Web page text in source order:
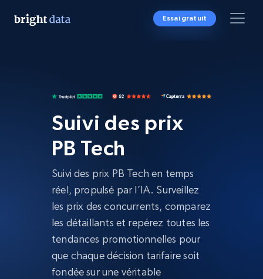
Essai gratuit
Suivi des prix
PB Tech
Suivi des prix PB Tech en temps
réel, propulsé par l’IA. Surveillez
les prix des concurrents, comparez
les détaillants et repérez toutes les
tendances promotionnelles pour
que chaque décision tarifaire soit
fondée sur une véritable